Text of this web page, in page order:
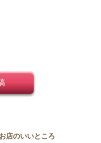
店のいいところ